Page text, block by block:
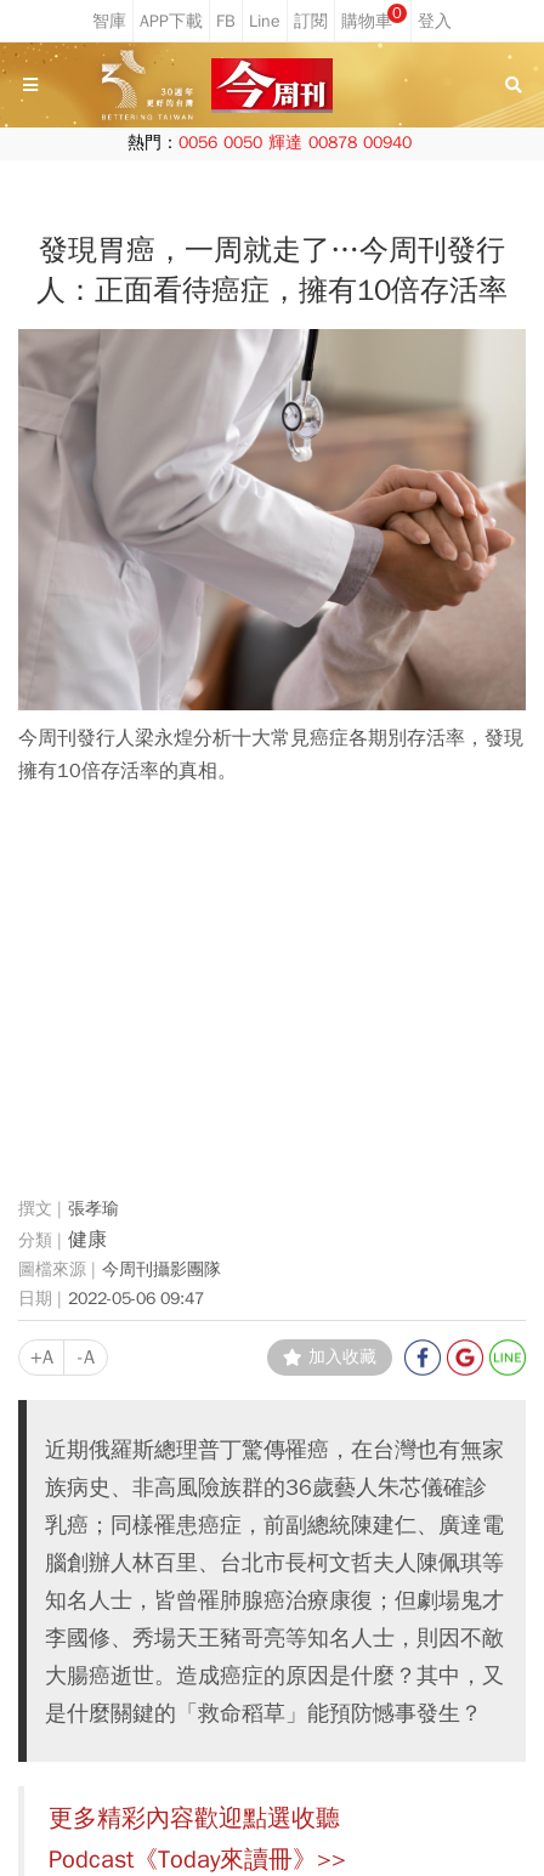
0
熱門： 0056 0050 輝達 00878 00940
發現胃癌，一周就走了…今周刊發行
人：正面看待癌症，擁有10倍存活率
今周刊發行人梁永煌分析十大常見癌症各期別存活率，發現
擁有10倍存活率的真相。
張孝瑜
健康
今周刊攝影團隊
2022-05-06 09:47
+A -A 加入收藏
近期俄羅斯總理普丁驚傳罹癌，在台灣也有無家
族病史、非高風險族群的36歲藝人朱芯儀確診
乳癌；同樣罹患癌症，前副總統陳建仁、廣達電
腦創辦人林百里、台北市長柯文哲夫人陳佩琪等
知名人士，皆曾罹肺腺癌治療康復；但劇場鬼才
李國修、秀場天王豬哥亮等知名人士，則因不敵
大腸癌逝世。造成癌症的原因是什麼？其中，又
是什麼關鍵的「救命稻草」能預防憾事發生？
更多精彩內容歡迎點選收聽
Podcast《Today來讀冊》>>